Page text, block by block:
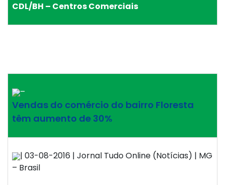
CDL/BH – Centros Comerciais
–
Vendas do comércio do bairro Floresta
têm aumento de 30%
| 03-08-2016 | Jornal Tudo Online (Notícias) | MG
– Brasil